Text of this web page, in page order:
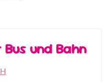
und Bahn